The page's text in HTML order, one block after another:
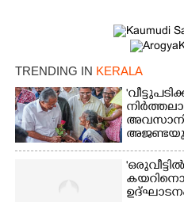
TRENDING IN KERALA